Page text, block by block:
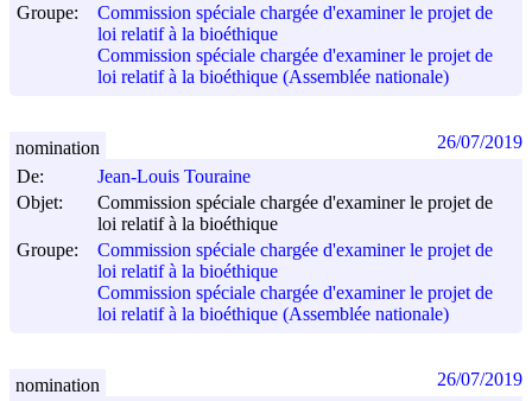
Groupe:
Commission spéciale chargée d'examiner le projet de
loi relatif à la bioéthique
Commission spéciale chargée d'examiner le projet de
loi relatif à la bioéthique (Assemblée nationale)
De:
Jean-Louis Touraine
Objet:
Commission spéciale chargée d'examiner le projet de
loi relatif à la bioéthique
Groupe:
Commission spéciale chargée d'examiner le projet de
loi relatif à la bioéthique
Commission spéciale chargée d'examiner le projet de
loi relatif à la bioéthique (Assemblée nationale)
nomination 26/07/2019
nomination 26/07/2019